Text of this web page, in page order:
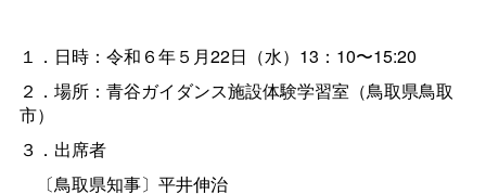
１．日時：令和６年５月22日（水）13：10〜15:20
２．場所：青谷ガイダンス施設体験学習室（鳥取県鳥取
市）
３．出席者
〔鳥取県知事〕平井伸治